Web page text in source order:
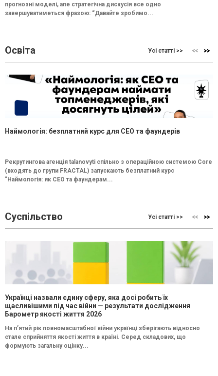
прогнозні моделі, але стратегічна дискусія все одно
завершуватиметься фразою: “Давайте зробимо...
Освіта Усі статті >>
Наймологія: безплатний курс для CEO та фаундерів
Рекрутингова агенція talanovyti спільно з операційною системою Core
(входять до групи FRACTAL) запускають безплатний курс
"Наймологія: як СEO та фаундерам...
Суспільство Усі статті >>
Українці назвали єдину сферу, яка досі робить їх
щасливішими під час війни — результати дослідження
Барометр якості життя 2026
На п’ятий рік повномасштабної війни українці зберігають відносно
стале сприйняття якості життя в країні. Серед складових, що
формують загальну оцінку...